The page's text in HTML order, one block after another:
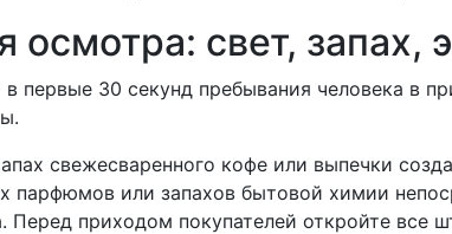
осмотра: свет, запах,
первые 30 секунд пребывания человека в
свежесваренного кофе или выпечки
парфюмов или запахов бытовой химии
Перед приходом покупателей откройте все